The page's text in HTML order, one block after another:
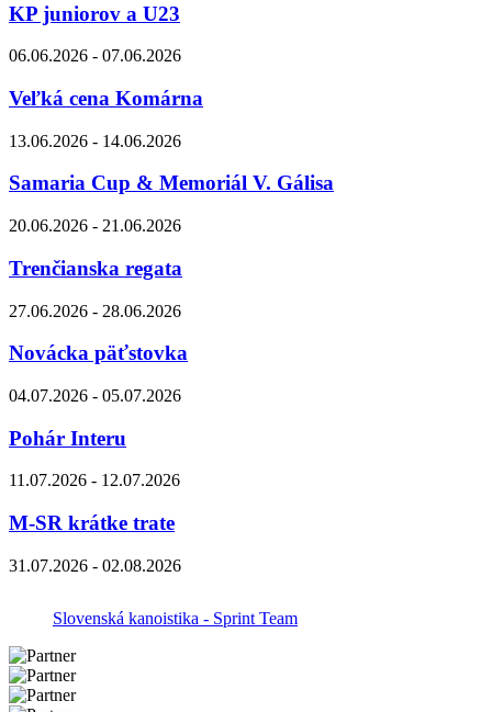
KP juniorov a U23
06.06.2026 - 07.06.2026
Veľká cena Komárna
13.06.2026 - 14.06.2026
Samaria Cup & Memoriál V. Gálisa
20.06.2026 - 21.06.2026
Trenčianska regata
27.06.2026 - 28.06.2026
Novácka päťstovka
04.07.2026 - 05.07.2026
Pohár Interu
11.07.2026 - 12.07.2026
M-SR krátke trate
31.07.2026 - 02.08.2026
Slovenská kanoistika - Sprint Team